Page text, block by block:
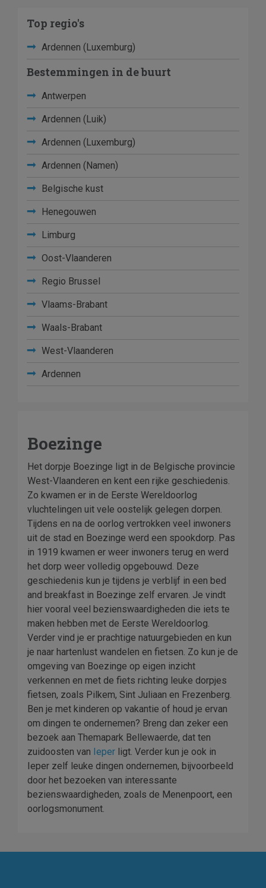
Top regio's
Ardennen (Luxemburg)
Bestemmingen in de buurt
Antwerpen
Ardennen (Luik)
Ardennen (Luxemburg)
Ardennen (Namen)
Belgische kust
Henegouwen
Limburg
Oost-Vlaanderen
Regio Brussel
Vlaams-Brabant
Waals-Brabant
West-Vlaanderen
Ardennen
Boezinge
Het dorpje Boezinge ligt in de Belgische provincie
West-Vlaanderen en kent een rijke geschiedenis.
Zo kwamen er in de Eerste Wereldoorlog
vluchtelingen uit vele oostelijk gelegen dorpen.
Tijdens en na de oorlog vertrokken veel inwoners
uit de stad en Boezinge werd een spookdorp. Pas
in 1919 kwamen er weer inwoners terug en werd
het dorp weer volledig opgebouwd. Deze
geschiedenis kun je tijdens je verblijf in een bed
and breakfast in Boezinge zelf ervaren. Je vindt
hier vooral veel bezienswaardigheden die iets te
maken hebben met de Eerste Wereldoorlog.
Verder vind je er prachtige natuurgebieden en kun
je naar hartenlust wandelen en fietsen. Zo kun je de
omgeving van Boezinge op eigen inzicht
verkennen en met de fiets richting leuke dorpjes
fietsen, zoals Pilkem, Sint Juliaan en Frezenberg.
Ben je met kinderen op vakantie of houd je ervan
om dingen te ondernemen? Breng dan zeker een
bezoek aan Themapark Bellewaerde, dat ten
zuidoosten van Ieper ligt. Verder kun je ook in
Ieper zelf leuke dingen ondernemen, bijvoorbeeld
door het bezoeken van interessante
bezienswaardigheden, zoals de Menenpoort, een
oorlogsmonument.